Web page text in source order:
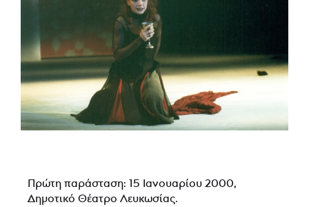
Πρώτη παράσταση: 15 Ιανουαρίου 2000,
Δημοτικό Θέατρο Λευκωσίας.